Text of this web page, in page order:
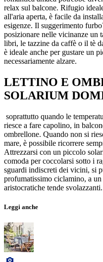
relax sul balcone. Rifugio
all'aria aperta, è facile da
esigenze. Il suggerimento
posizionare nelle vicinanze un
libri, le tazzine da caffè o il tè
è ideale anche per gustare un
necessariamente alzare.
LETTINO E
SOLARIUM
soprattutto quando le
riesce a fare capolino, in
ombrellone. Quando non si
mare, è possibile ricorrere
Attrezzarsi con un piccolo
comoda per coccolarsi sotto i
sguardi indiscreti dei vicini, si
profumatissimo ciclamino, a
aristocratiche tende svolazzanti.
Leggi anche